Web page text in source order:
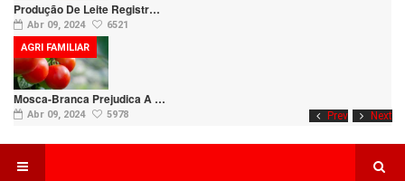
Prev Next
Produção De Leite Registr…
Abr 09, 2024 6521
Mosca-Branca Prejudica A …
Abr 09, 2024 5978
AGRI FAMILIAR